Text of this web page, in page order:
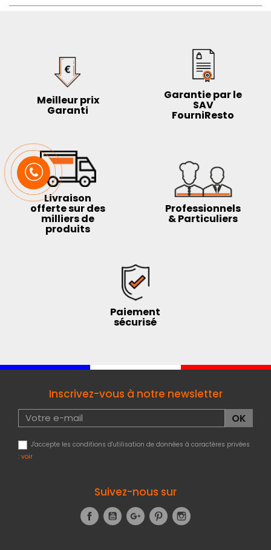
Meilleur prix
Garanti
Garantie par le
SAV
FourniResto
Livraison
offerte sur des
milliers de
produits
Professionnels
& Particuliers
Paiement
sécurisé
Inscrivez-vous à notre newsletter
J'accepte les conditions d'utilisation de données à caractères privées
: voir
Suivez-nous sur
FacebookYouTubeGoogle+Pinterest